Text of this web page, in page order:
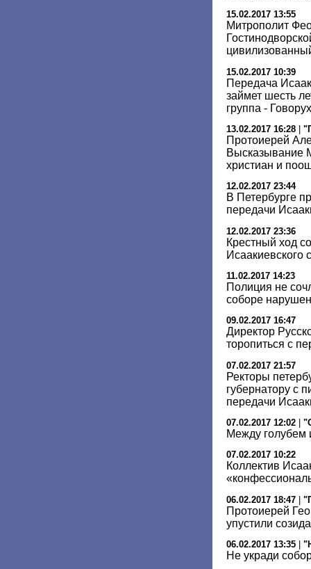
15.02.2017 13:55
Митрополит
15.02.2017 10:39
Передача
займет шесть
группа -
13.02.2017 16:28
Протоиерей
Высказывание
христиан и
12.02.2017 23:44
В Петербурге
передачи
12.02.2017 23:36
Крестный ход
Исаакиевского
11.02.2017 14:23
Полиция не
соборе
09.02.2017 16:47
Директор
торопиться с
07.02.2017 21:57
Ректоры
губернатору с
передачи
07.02.2017 12:02
Между голубем
07.02.2017 10:22
Коллектив
06.02.2017 18:47 |
Протоиерей
упустили
06.02.2017 13:35
Не укради